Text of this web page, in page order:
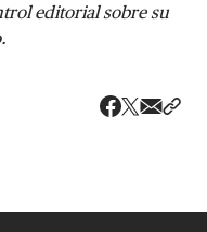
editorial sobre su